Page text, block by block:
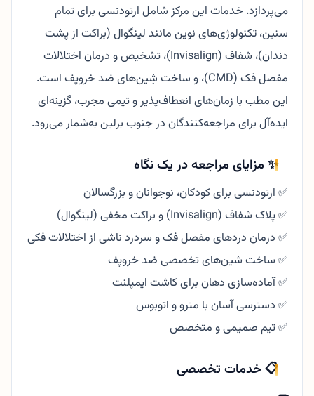
می‌پردازد. خدمات این مرکز شامل ارتودنسی برای تمام
سنین، تکنولوژی‌های نوین مانند لینگوال (براکت از پشت
دندان)، شفاف (Invisalign)، تشخیص و درمان اختلالات
مفصل فک (CMD)، و ساخت شِین‌های ضد خروپف است.
این مطب با زمان‌های انعطاف‌پذیر و تیمی مجرب، گزینه‌ای
ایده‌آل برای مراجعه‌کنندگان در جنوب برلین به‌شمار می‌رود.
✨ مزایای مراجعه در یک نگاه
✅ ارتودنسی برای کودکان، نوجوانان و بزرگسالان
✅ پلاک شفاف (Invisalign) و براکت مخفی (لینگوال)
✅ درمان دردهای مفصل فک و سردرد ناشی از اختلالات فکی
✅ ساخت شین‌های تخصصی ضد خروپف
✅ آماده‌سازی دهان برای کاشت ایمپلنت
✅ دسترسی آسان با مترو و اتوبوس
✅ تیم صمیمی و متخصص
📋 خدمات تخصصی